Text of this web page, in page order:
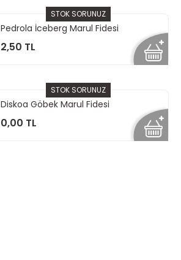
STOK SORUNUZ
Pedrola İceberg Marul Fidesi
2,50 TL
STOK SORUNUZ
Diskoa Göbek Marul Fidesi
0,00 TL